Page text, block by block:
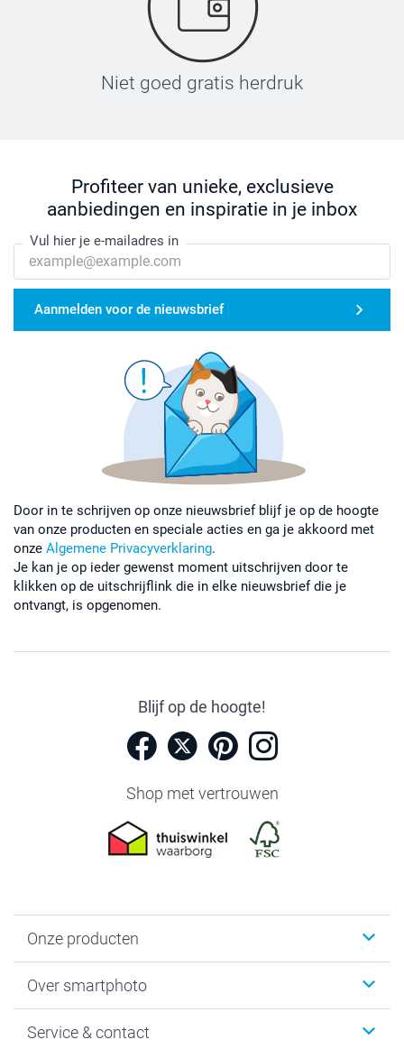
Niet goed gratis herdruk
Profiteer van unieke, exclusieve
aanbiedingen en inspiratie in je inbox
Vul hier je e-mailadres in
Aanmelden voor de nieuwsbrief
Door in te schrijven op onze nieuwsbrief blijf je op de hoogte
van onze producten en speciale acties en ga je akkoord met
onze Algemene Privacyverklaring.
Je kan je op ieder gewenst moment uitschrijven door te
klikken op de uitschrijflink die in elke nieuwsbrief die je
ontvangt, is opgenomen.
Blijf op de hoogte!
Shop met vertrouwen
Onze producten
Fotoboeken
Fotocadeaus
Over smartphoto
Vacatures
Service & contact